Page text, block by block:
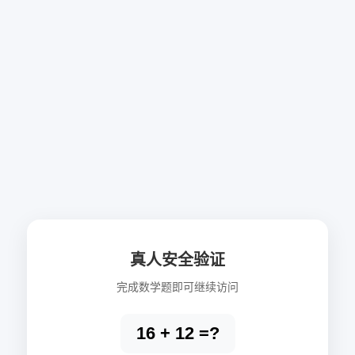
真人安全验证
完成数学题即可继续访问
16 + 12 =?